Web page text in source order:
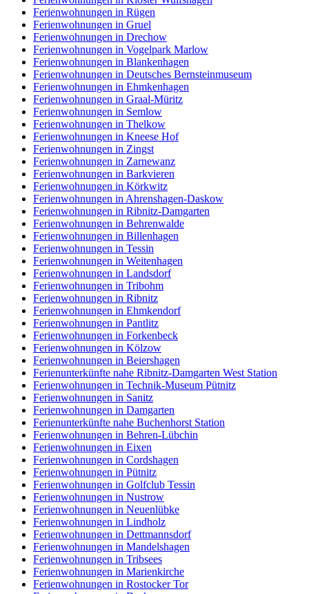
Ferienwohnungen in Rügen
Ferienwohnungen in Gruel
Ferienwohnungen in Drechow
Ferienwohnungen in Vogelpark Marlow
Ferienwohnungen in Blankenhagen
Ferienwohnungen in Deutsches Bernsteinmuseum
Ferienwohnungen in Ehmkenhagen
Ferienwohnungen in Graal-Müritz
Ferienwohnungen in Semlow
Ferienwohnungen in Thelkow
Ferienwohnungen in Kneese Hof
Ferienwohnungen in Zingst
Ferienwohnungen in Zarnewanz
Ferienwohnungen in Barkvieren
Ferienwohnungen in Körkwitz
Ferienwohnungen in Ahrenshagen-Daskow
Ferienwohnungen in Ribnitz-Damgarten
Ferienwohnungen in Behrenwalde
Ferienwohnungen in Billenhagen
Ferienwohnungen in Tessin
Ferienwohnungen in Weitenhagen
Ferienwohnungen in Landsdorf
Ferienwohnungen in Tribohm
Ferienwohnungen in Ribnitz
Ferienwohnungen in Ehmkendorf
Ferienwohnungen in Pantlitz
Ferienwohnungen in Forkenbeck
Ferienwohnungen in Kölzow
Ferienwohnungen in Beiershagen
Ferienunterkünfte nahe Ribnitz-Damgarten West Station
Ferienwohnungen in Technik-Museum Pütnitz
Ferienwohnungen in Sanitz
Ferienwohnungen in Damgarten
Ferienunterkünfte nahe Buchenhorst Station
Ferienwohnungen in Behren-Lübchin
Ferienwohnungen in Eixen
Ferienwohnungen in Cordshagen
Ferienwohnungen in Pütnitz
Ferienwohnungen in Golfclub Tessin
Ferienwohnungen in Nustrow
Ferienwohnungen in Neuenlübke
Ferienwohnungen in Lindholz
Ferienwohnungen in Dettmannsdorf
Ferienwohnungen in Mandelshagen
Ferienwohnungen in Tribsees
Ferienwohnungen in Marienkirche
Ferienwohnungen in Rostocker Tor